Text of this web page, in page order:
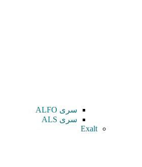
سری ALFO
سری ALS
Exalt